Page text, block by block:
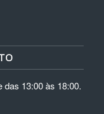
das 13:00 às 18:00.